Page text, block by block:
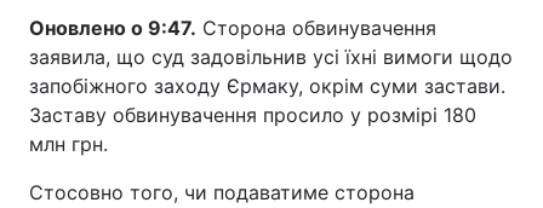
Оновлено о 9:47. Сторона обвинувачення
заявила, що суд задовільнив усі їхні вимоги щодо
запобіжного заходу Єрмаку, окрім суми застави.
Заставу обвинувачення просило у розмірі 180
млн грн.
Стосовно того, чи подаватиме сторона